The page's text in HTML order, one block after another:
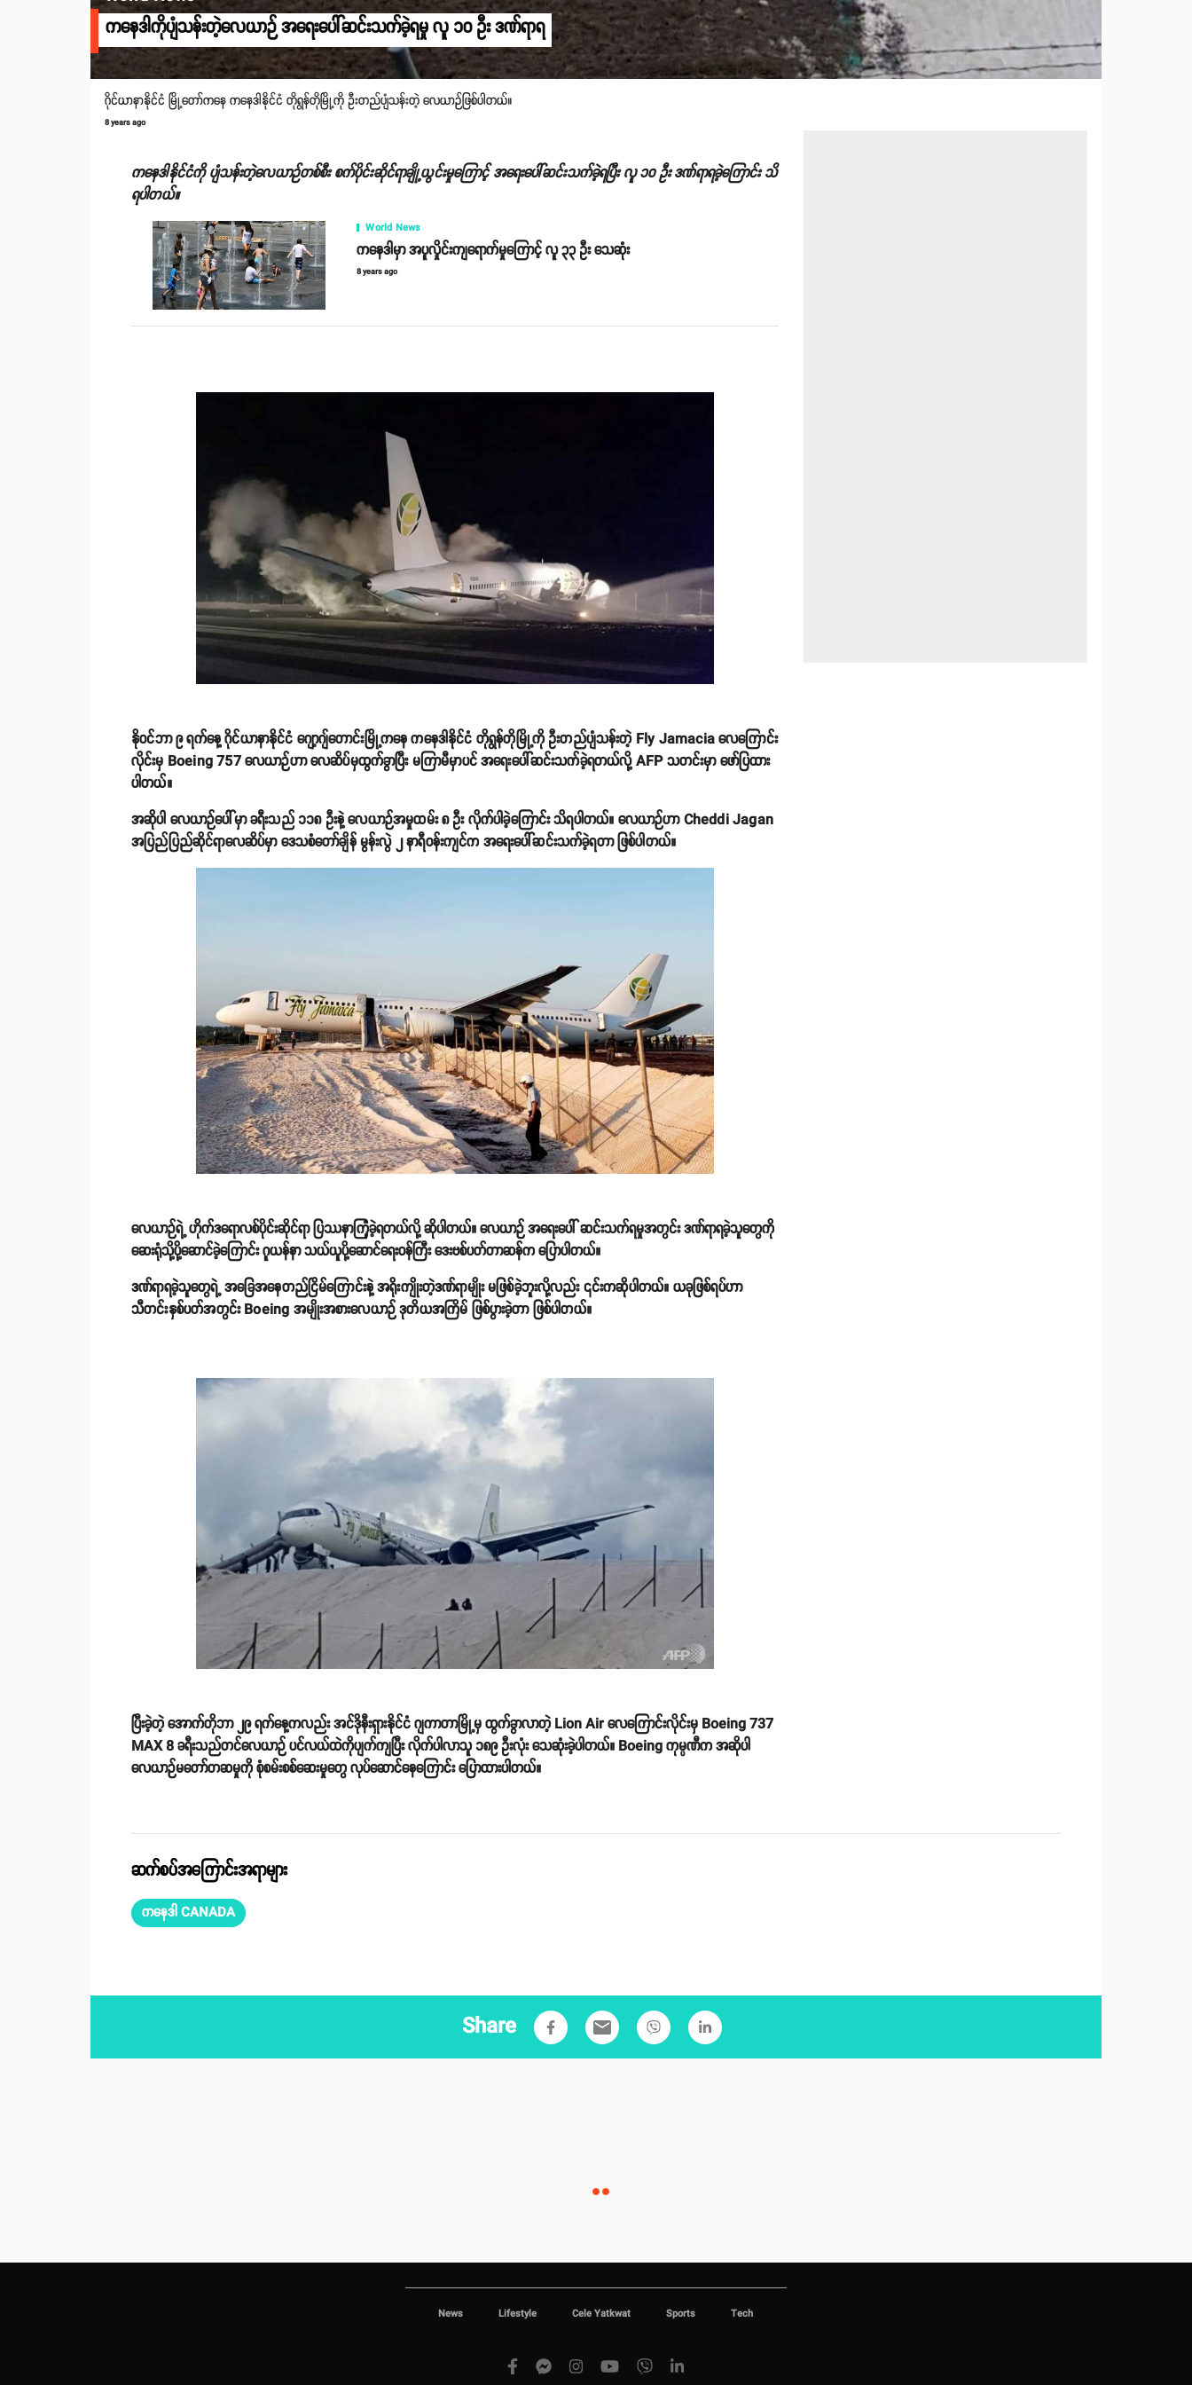
ကနေဒါကိုပျံသန်းတဲ့လေယာဉ် အရေးပေါ်ဆင်းသက်ခဲ့ရမှု လူ ၁၀ ဦး ဒဏ်ရာရ
ဂိုင်ယာနာနိုင်ငံ မြို့တော်ကနေ ကနေဒါနိုင်ငံ တိုရွန်တိုမြို့ကို ဦးတည်ပျံသန်းတဲ့ လေယာဉ်ဖြစ်ပါတယ်။
8 years ago
ကနေဒါနိုင်ငံကို ပျံသန်းတဲ့လေယာဉ်တစ်စီး စက်ပိုင်းဆိုင်ရာချို့ယွင်းမှုကြောင့် အရေးပေါ်ဆင်းသက်ခဲ့ရပြီး လူ ၁၀ ဦး ဒဏ်ရာရခဲ့ကြောင်း သိ
ရပါတယ်။
World News
ကနေဒါမှာ အပူလှိုင်းကျရောက်မှုကြောင့် လူ ၃၃ ဦး သေဆုံး
8 years ago
နိုဝင်ဘာ ၉ ရက်နေ့ ဂိုင်ယာနာနိုင်ငံ ဂျော့ဂျ်တောင်းမြို့ကနေ ကနေဒါနိုင်ငံ တိုရွန်တိုမြို့ကို ဦးတည်ပျံသန်းတဲ့ Fly Jamacia လေကြောင်း
လိုင်းမှ Boeing 757 လေယာဉ်ဟာ လေဆိပ်မှထွက်ခွာပြီး မကြာမီမှာပင် အရေးပေါ်ဆင်းသက်ခဲ့ရတယ်လို့ AFP သတင်းမှာ ဖော်ပြထား
ပါတယ်။
အဆိုပါ လေယာဉ်ပေါ်မှာ ခရီးသည် ၁၁၈ ဦးနဲ့ လေယာဉ်အမှုထမ်း ၈ ဦး လိုက်ပါခဲ့ကြောင်း သိရပါတယ်။ လေယာဉ်ဟာ Cheddi Jagan
အပြည်ပြည်ဆိုင်ရာလေဆိပ်မှာ ဒေသစံတော်ချိန် မွန်းလွဲ ၂ နာရီဝန်းကျင်က အရေးပေါ်ဆင်းသက်ခဲ့ရတာ ဖြစ်ပါတယ်။
လေယာဉ်ရဲ့ ဟိုက်ဒရောလစ်ပိုင်းဆိုင်ရာ ပြဿနာကြုံခဲ့ရတယ်လို့ ဆိုပါတယ်။ လေယာဉ် အရေးပေါ် ဆင်းသက်ရမှုအတွင်း ဒဏ်ရာရခဲ့သူတွေကို
ဆေးရုံသို့ပို့ဆောင်ခဲ့ကြောင်း ဂူယန်နာ သယ်ယူပို့ဆောင်ရေးဝန်ကြီး ဒေးဗစ်ပတ်တာဆန်က ပြောပါတယ်။
ဒဏ်ရာရခဲ့သူတွေရဲ့ အခြေအနေတည်ငြိမ်ကြောင်းနဲ့ အရိုးကျိုးတဲ့ဒဏ်ရာမျိုး မဖြစ်ခဲ့ဘူးလို့လည်း ၎င်းကဆိုပါတယ်။ ယခုဖြစ်ရပ်ဟာ
သီတင်းနှစ်ပတ်အတွင်း Boeing အမျိုးအစားလေယာဉ် ဒုတိယအကြိမ် ဖြစ်ပွားခဲ့တာ ဖြစ်ပါတယ်။
ပြီးခဲ့တဲ့ အောက်တိုဘာ ၂၉ ရက်နေ့ကလည်း အင်ဒိုနီးရှားနိုင်ငံ ဂျကာတာမြို့မှ ထွက်ခွာလာတဲ့ Lion Air လေကြောင်းလိုင်းမှ Boeing 737
MAX 8 ခရီးသည်တင်လေယာဉ် ပင်လယ်ထဲကိုပျက်ကျပြီး လိုက်ပါလာသူ ၁၈၉ ဦးလုံး သေဆုံးခဲ့ပါတယ်။ Boeing ကုမ္ပဏီက အဆိုပါ
လေယာဉ်မတော်တဆမှုကို စုံစမ်းစစ်ဆေးမှုတွေ လုပ်ဆောင်နေကြောင်း ပြောထားပါတယ်။
ဆက်စပ်အကြောင်းအရာများ
ကနေဒါ CANADA
Share email
News Lifestyle Cele Yatkwat Sports Tech